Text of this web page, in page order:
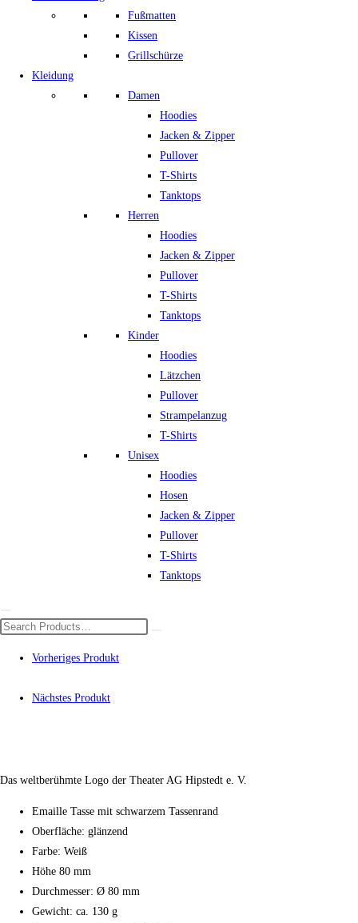
Fußmatten
Kissen
Grillschürze
Kleidung
Damen
Hoodies
Jacken & Zipper
Pullover
T-Shirts
Tanktops
Herren
Hoodies
Jacken & Zipper
Pullover
T-Shirts
Tanktops
Kinder
Hoodies
Lätzchen
Pullover
Strampelanzug
T-Shirts
Unisex
Hoodies
Hosen
Jacken & Zipper
Pullover
T-Shirts
Tanktops
Vorheriges Produkt
Nächstes Produkt
Das weltberühmte Logo der Theater AG Hipstedt e. V.
Emaille Tasse mit schwarzem Tassenrand
Oberfläche: glänzend
Farbe: Weiß
Höhe 80 mm
Durchmesser: Ø 80 mm
Gewicht: ca. 130 g